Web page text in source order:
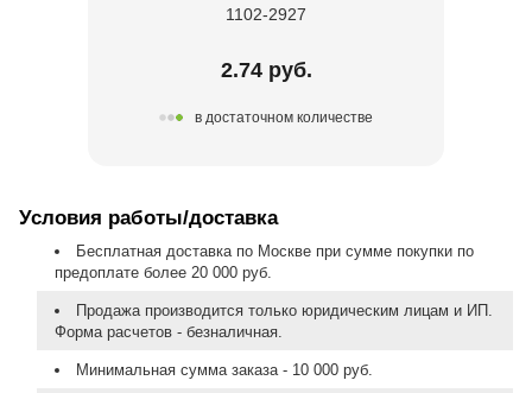
1102-2927
2.74 руб.
в достаточном количестве
Условия работы/доставка
Бесплатная доставка по Москве при сумме покупки по
предоплате более 20 000 руб.
Продажа производится только юридическим лицам и ИП.
Форма расчетов - безналичная.
Минимальная сумма заказа - 10 000 руб.